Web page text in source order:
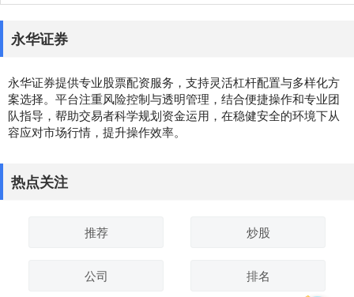
永华证券
永华证券提供专业股票配资服务，支持灵活杠杆配置与多样化方
案选择。平台注重风险控制与透明管理，结合便捷操作和专业团
队指导，帮助交易者科学规划资金运用，在稳健安全的环境下从
容应对市场行情，提升操作效率。
热点关注
推荐 炒股
公司 排名